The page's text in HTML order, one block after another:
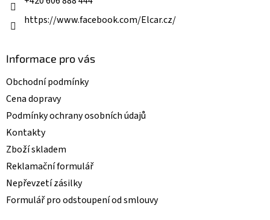
https://www.facebook.com/Elcar.cz/
Informace pro vás
Obchodní podmínky
Cena dopravy
Podmínky ochrany osobních údajů
Kontakty
Zboží skladem
Reklamační formulář
Nepřevzetí zásilky
Formulář pro odstoupení od smlouvy